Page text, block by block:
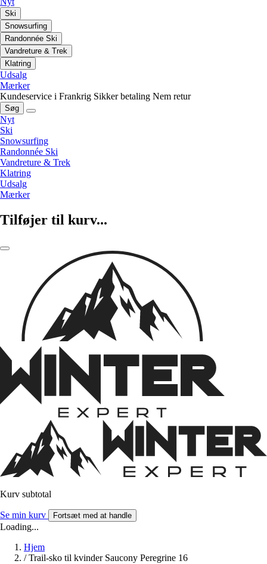
Ski
Snowsurfing
Randonnée Ski
Vandreture & Trek
Klatring
Udsalg
Mærker
Kundeservice i Frankrig Sikker betaling Nem retur
Søg
Nyt
Ski
Snowsurfing
Randonnée Ski
Vandreture & Trek
Klatring
Udsalg
Mærker
Tilføjer til kurv...
Kurv subtotal
Se min kurv Fortsæt med at handle
Loading...
Hjem
/ Trail-sko til kvinder Saucony Peregrine 16